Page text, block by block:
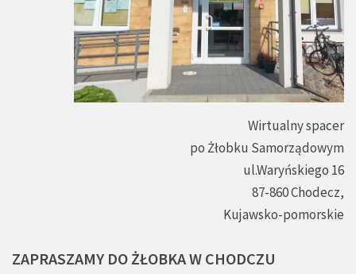
Wirtualny spacer
po Żłobku Samorządowym
ul.Waryńskiego 16
87-860 Chodecz,
Kujawsko-pomorskie
ZAPRASZAMY DO ŻŁOBKAW CHODCZU